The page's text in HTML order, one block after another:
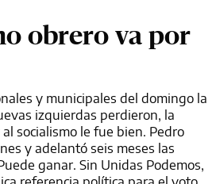
obrero va por
y municipales del domingo la
izquierdas perdieron, la
socialismo le fue bien. Pedro
y adelantó seis meses las
ganar. Sin Unidas Podemos,